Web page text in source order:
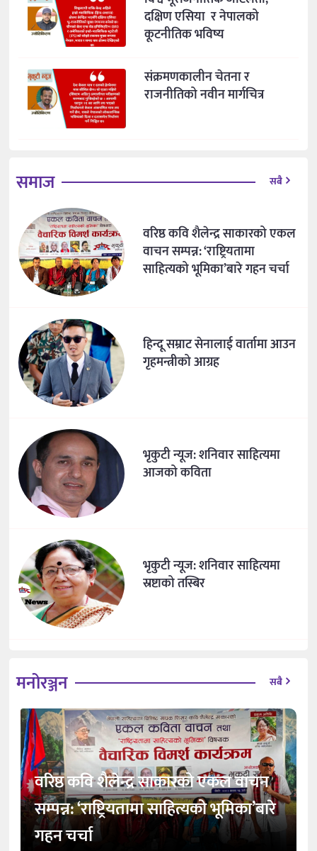
दक्षिण एसिया र नेपालको
कूटनीतिक भविष्य
संक्रमणकालीन चेतना र
राजनीतिको नवीन मार्गचित्र
समाज सबै
वरिष्ठ कवि शैलेन्द्र साकारको एकल
वाचन सम्पन्न: ‘राष्ट्रियतामा
साहित्यको भूमिका’बारे गहन चर्चा
हिन्दू सम्राट सेनालाई वार्तामा आउन
गृहमन्त्रीको आग्रह
भृकुटी न्यूज: शनिवार साहित्यमा
आजको कविता
भृकुटी न्यूज: शनिवार साहित्यमा
स्रष्टाको तस्बिर
मनोरञ्जन सबै
वरिष्ठ कवि शैलेन्द्र साकारको एकल वाचन
सम्पन्न: ‘राष्ट्रियतामा साहित्यको भूमिका’बारे
गहन चर्चा